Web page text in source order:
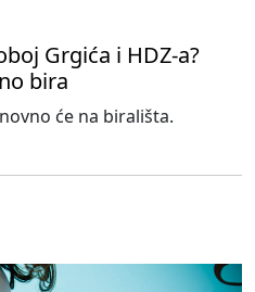
Grgića i HDZ-a?
bira
će na birališta.